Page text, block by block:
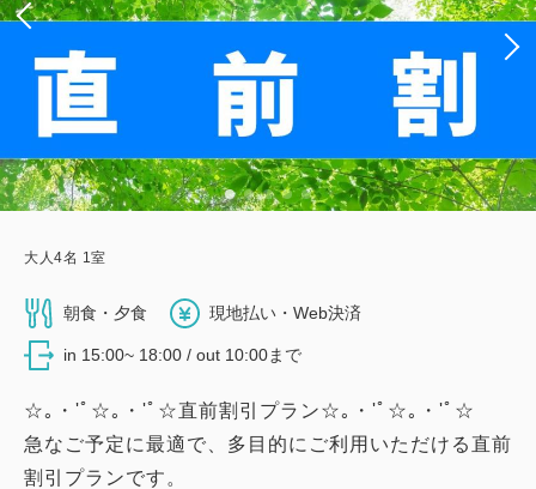
大人 4名 1 室
朝食・夕食 現地払い・Web決済
in 15:00~ 18:00 / out 10:00まで
☆｡・'ﾟ☆｡・'ﾟ☆直前割引プラン☆｡・'ﾟ☆｡・'ﾟ☆
急なご予定に最適で、多目的にご利用いただける直前
割引プランです。